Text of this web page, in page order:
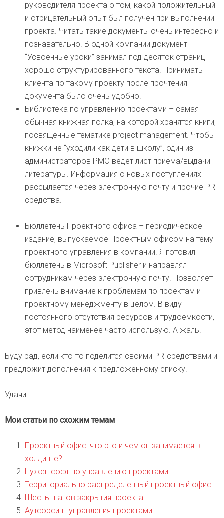
руководителя проекта о том, какой положительный
и отрицательный опыт был получен при выполнении
проекта. Читать такие документы очень интересно и
познавательно. В одной компании документ
“Усвоенные уроки” занимал под десяток страниц
хорошо структурированного текста. Принимать
клиента по такому проекту после прочтения
документа было очень удобно.
Библиотека по управлению проектами – самая
обычная книжная полка, на которой хранятся книги,
посвященные тематике project management. Чтобы
книжки не “уходили как дети в школу”, один из
администраторов РМО ведет лист приема/выдачи
литературы. Информация о новых поступлениях
рассылается через электронную почту и прочие PR-
средства.
Бюллетень Проектного офиса – периодическое
издание, выпускаемое Проектным офисом на тему
проектного управления в компании. Я готовил
бюллетень в Microsoft Publisher и направлял
сотрудникам через электронную почту. Позволяет
привлечь внимание к проблемам по проектам и
проектному менеджменту в целом. В виду
постоянного отсутствия ресурсов и трудоемкости,
этот метод наименее часто использую. А жаль.
Буду рад, если кто-то поделится своими PR-средствами и
предложит дополнения к предложенному списку.
Удачи
Мои статьи по схожим темам
Проектный офис: что это и чем он занимается в
холдинге?
Нужен софт по управлению проектами
Территориально распределенный проектный офис
Шесть шагов закрытия проекта
Аутсорсинг управления проектами